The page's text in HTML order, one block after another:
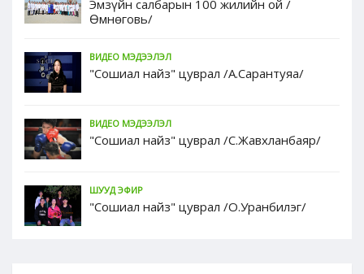
Эмзүйн салбарын 100 жилийн ой /
Өмнөговь/
ВИДЕО МЭДЭЭЛЭЛ
"Сошиал найз" цуврал /А.Сарантуяа/
ВИДЕО МЭДЭЭЛЭЛ
"Сошиал найз" цуврал /С.Жавхланбаяр/
ШУУД ЭФИР
"Сошиал найз" цуврал /О.Уранбилэг/